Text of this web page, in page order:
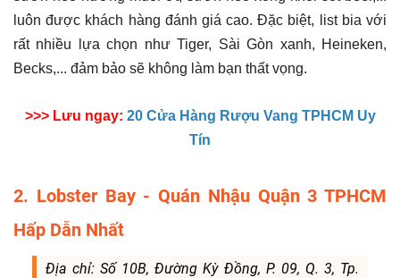
luôn được khách hàng đánh giá cao. Đặc biệt, list bia với
rất nhiều lựa chọn như Tiger, Sài Gòn xanh, Heineken,
Becks,... đảm bảo sẽ không làm bạn thất vọng.
>>> Lưu ngay: 20 Cửa Hàng Rượu Vang TPHCM Uy
Tín
2. Lobster Bay - Quán Nhậu Quận 3 TPHCM
Hấp Dẫn Nhất
Địa chỉ: Số 10B, Đường Kỳ Đồng, P. 09, Q. 3, Tp.